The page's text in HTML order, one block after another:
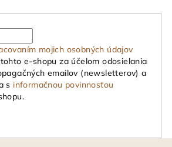
mojich osobných údajov
e-shopu za účelom odosielania
emailov (newsletterov) a
s informačnou povinnosťou